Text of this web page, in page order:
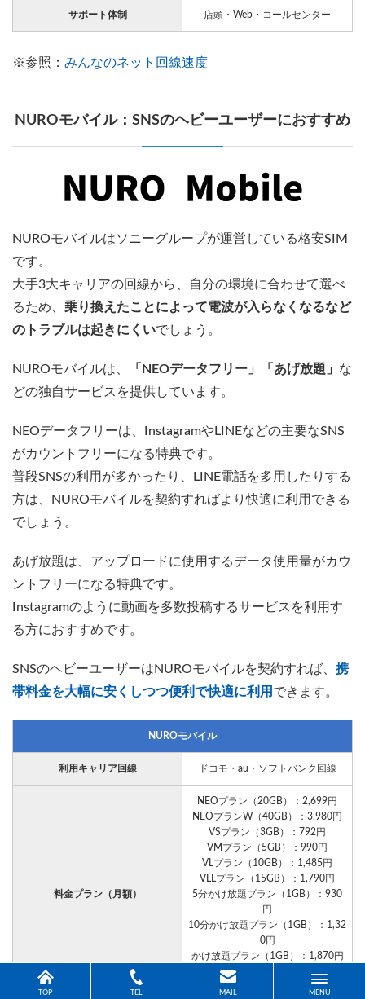
サポート体制 店頭・Web・コールセンター
※参照： みんなのネット回線速度
NUROモバイル：SNSのヘビーユーザーにおすすめ
NUROモバイルはソニーグループが運営している格安SIM
です。
大手3大キャリアの回線から、自分の環境に合わせて選べ
るため、 乗り換えたことによって電波が入らなくなるなど
のトラブルは起きにくいでしょう。
NUROモバイルは、 「NEOデータフリー」「あげ放題」 な
どの独自サービスを提供しています。
NEOデータフリーは、InstagramやLINEなどの主要なSNS
がカウントフリーになる特典です。
普段SNSの利用が多かったり、LINE電話を多用したりする
方は、NUROモバイルを契約すればより快適に利用できる
でしょう。
あげ放題は、アップロードに使用するデータ使用量がカウ
ントフリーになる特典です。
Instagramのように動画を多数投稿するサービスを利用す
る方におすすめです。
SNSのヘビーユーザーはNUROモバイルを契約すれば、 携
帯料金を大幅に安くしつつ便利で快適に利用 できます。
NUROモバイル
利用キャリア回線 ドコモ・au・ソフトバンク回線
料金プラン（月額）
NEOプラン（20GB）：2,699円
NEOプランW（40GB）：3,980円
VSプラン（3GB）：792円
VMプラン（5GB）：990円
VLプラン（10GB）：1,485円
VLLプラン（15GB）：1,790円
5分かけ放題プラン（1GB）：930
円
10分かけ放題プラン（1GB）：1,32
0円
かけ放題プラン（1GB）：1,870円
※5分／10分／かけ放題プランはド
TOP TEL MAIL MENU